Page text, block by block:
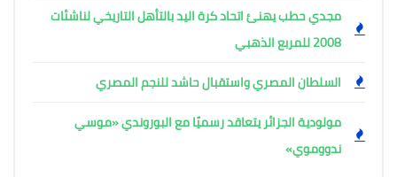
مجدي حطب يهنئ اتحاد كرة اليد بالتأهل التاريخي لناشئات
2008 للمربع الذهبي
السلطان المصري واستقبال حاشد للنجم المصري
مولودية الجزائر يتعاقد رسميًا مع البوروندي «موسي
ندووموي»